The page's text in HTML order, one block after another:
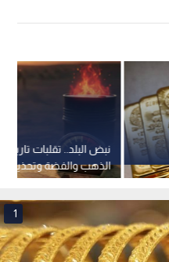
نبض البلد.. تقلبات
الذهب والفضة
النفط إلى 100 دولار..فيديو
1